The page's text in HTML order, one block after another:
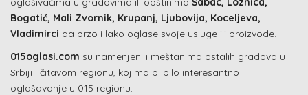
Bogatić, Mali Zvornik, Krupanj, Ljubovija, Koceljeva,
Vladimirci da brzo i lako oglase svoje usluge ili proizvode.
015oglasi.com su namenjeni i meštanima ostalih gradova u
Srbiji i čitavom regionu, kojima bi bilo interesantno
oglašavanje u 015 regionu.